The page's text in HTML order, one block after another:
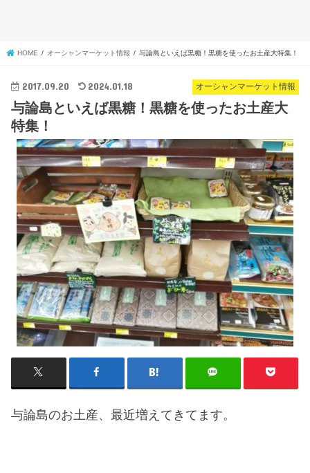
HOME オーシャンマーケット情報 与論島といえば黒糖！黒糖を使ったお土産大特集！
オーシャンマーケット情報
2017.09.20 2024.01.18
与論島といえば黒糖！黒糖を使ったお土産大
特集！
与論島のお土産、最近増えてきてます。